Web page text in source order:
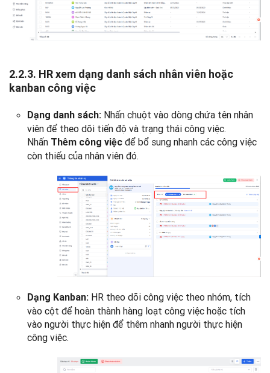
2.2.3. HR xem dạng danh sách nhân viên hoặc
kanban công việc
Dạng danh sách: Nhấn chuột vào dòng chứa tên nhân
viên để theo dõi tiến độ và trạng thái công việc.
Nhấn Thêm công việc để bổ sung nhanh các công việc
còn thiếu của nhân viên đó.
Dạng Kanban: HR theo dõi công việc theo nhóm, tích
vào cột để hoàn thành hàng loạt công việc hoặc tích
vào người thực hiện để thêm nhanh người thực hiện
công việc.